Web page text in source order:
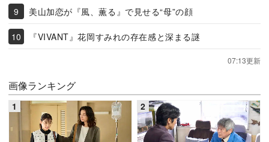
美山加恋が『風、薫る』で見せる“母”の顔
『VIVANT』花岡すみれの存在感と深まる謎
07:13更新
画像ランキング